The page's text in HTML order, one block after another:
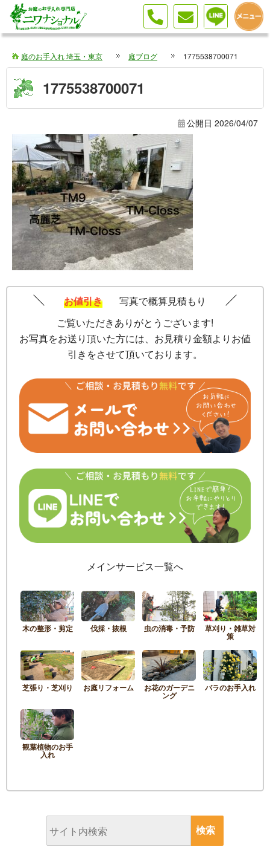
庭のお手入れ 埼玉・東京 庭ブログ 1775538700071
1775538700071
公開日 2026/04/07
お値引き
写真で概算見積もり
ご覧いただきありがとうございます!
お写真をお送り頂いた方には、お見積り金額よりお値
引きをさせて頂いております。
メインサービス一覧へ
木の整形・剪定 伐採・抜根 虫の消毒・予防 草刈り・雑草対
策
芝張り・芝刈り お庭リフォーム お花のガーデニ
ング
バラのお手入れ
観葉植物のお手
入れ